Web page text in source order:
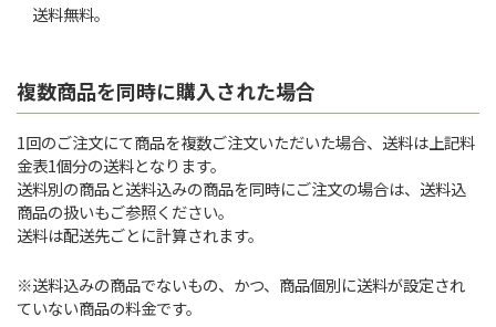
送料無料。
複数商品を同時に購入された場合
1回のご注文にて商品を複数ご注文いただいた場合、送料は上記料
金表1個分の送料となります。
送料別の商品と送料込みの商品を同時にご注文の場合は、送料込
商品の扱いもご参照ください。
送料は配送先ごとに計算されます。
※送料込みの商品でないもの、かつ、商品個別に送料が設定され
ていない商品の料金です。